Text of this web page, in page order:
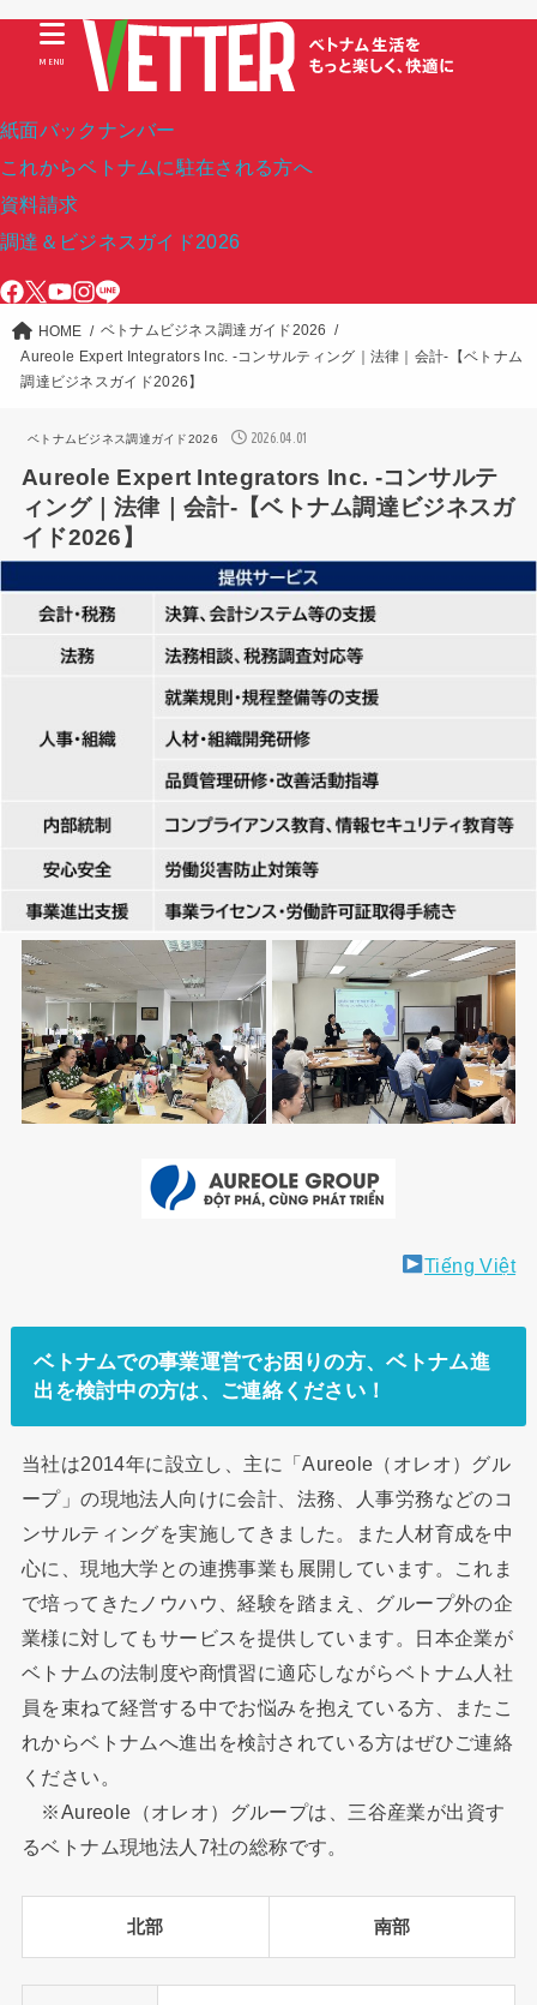
紙面バックナンバー
これからベトナムに駐在される方へ
資料請求
調達＆ビジネスガイド2026
MENU
HOME
ベトナムビジネス調達ガイド2026
Aureole Expert Integrators Inc. -コンサルティング｜法律｜会計-【ベトナム
調達ビジネスガイド2026】
ベトナムビジネス調達ガイド2026 2026.04.01
Aureole Expert Integrators Inc. -コンサルテ
ィング｜法律｜会計-【ベトナム調達ビジネスガ
イド2026】
Tiếng Việt
ベトナムでの事業運営でお困りの方、ベトナム進
出を検討中の方は、ご連絡ください！
当社は2014年に設立し、主に「Aureole（オレオ）グル
ープ」の現地法人向けに会計、法務、人事労務などのコ
ンサルティングを実施してきました。また人材育成を中
心に、現地大学との連携事業も展開しています。これま
で培ってきたノウハウ、経験を踏まえ、グループ外の企
業様に対してもサービスを提供しています。日本企業が
ベトナムの法制度や商慣習に適応しながらベトナム人社
員を束ねて経営する中でお悩みを抱えている方、またこ
れからベトナムへ進出を検討されている方はぜひご連絡
ください。
※Aureole（オレオ）グループは、三谷産業が出資す
るベトナム現地法人7社の総称です。
北部 南部